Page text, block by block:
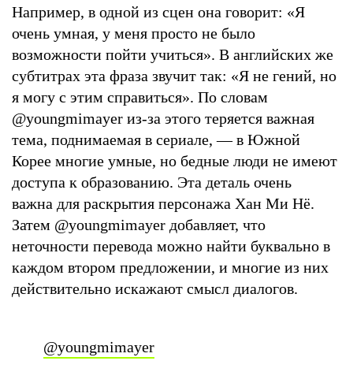
Например, в одной из сцен она говорит: «Я
очень умная, у меня просто не было
возможности пойти учиться». В английских же
субтитрах эта фраза звучит так: «Я не гений, но
я могу с этим справиться». По словам
@youngmimayer из-за этого теряется важная
тема, поднимаемая в сериале, — в Южной
Корее многие умные, но бедные люди не имеют
доступа к образованию. Эта деталь очень
важна для раскрытия персонажа Хан Ми Нё.
Затем @youngmimayer добавляет, что
неточности перевода можно найти буквально в
каждом втором предложении, и многие из них
действительно искажают смысл диалогов.
@youngmimayer